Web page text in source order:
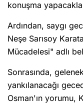
konuşma
Ardından, saygı
Neşe Sarısoy
Mücadelesi" adlı
Sonrasında,
yankılanacağı
Osman'ın yorumu,